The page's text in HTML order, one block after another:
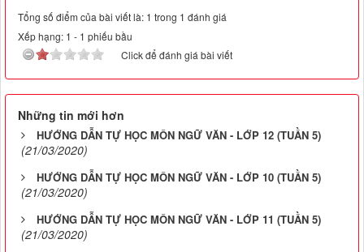
Tổng số điểm của bài viết là: 1 trong 1 đánh giá
Xếp hạng: 1 - 1 phiếu bầu
Click để đánh giá bài viết
Những tin mới hơn
HƯỚNG DẪN TỰ HỌC MÔN NGỮ VĂN - LỚP 12 (TUẦN 5)
(21/03/2020)
HƯỚNG DẪN TỰ HỌC MÔN NGỮ VĂN - LỚP 10 (TUẦN 5)
(21/03/2020)
HƯỚNG DẪN TỰ HỌC MÔN NGỮ VĂN - LỚP 11 (TUẦN 5)
(21/03/2020)